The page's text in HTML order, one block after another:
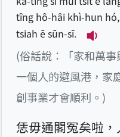
tîng hô-hâi khì-hun
tsiah ē sūn-sī.
播
(俗話說：「家和萬
一個人的避風港，家
創事業才會順利。)
恁毋通閣冤矣啦